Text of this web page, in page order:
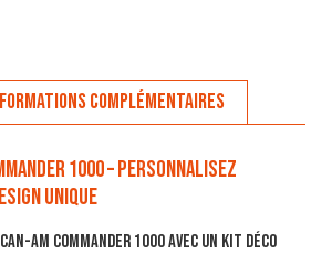
complémentaires
1000 – Personnalisez
unique
Am Commander 1000 avec un kit déco